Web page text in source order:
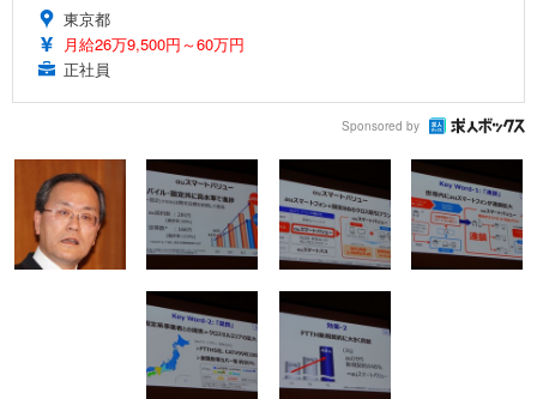
東京都
月給26万9,500円～60万円
正社員
Sponsored by